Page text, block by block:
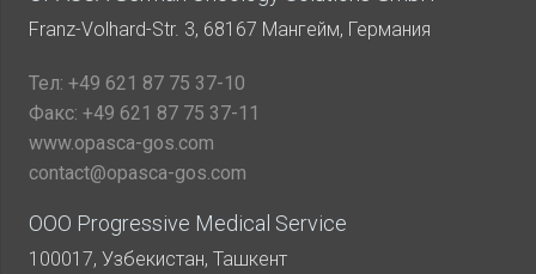
Franz-Volhard-Str. 3, 68167 Мангейм, Германия
Тел: +49 621 87 75 37-10
Факс: +49 621 87 75 37-11
www.opasca-gos.com
contact@opasca-gos.com
ООО Progressive Medical Service
100017, Узбекистан, Ташкент